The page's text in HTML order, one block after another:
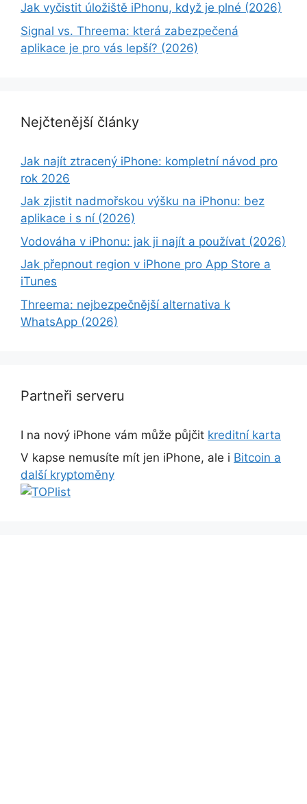
Jak vyčistit úložiště iPhonu, když je plné (2026)
Signal vs. Threema: která zabezpečená
aplikace je pro vás lepší? (2026)
Nejčtenější články
Jak najít ztracený iPhone: kompletní návod pro
rok 2026
Jak zjistit nadmořskou výšku na iPhonu: bez
aplikace i s ní (2026)
Vodováha v iPhonu: jak ji najít a používat (2026)
Jak přepnout region v iPhone pro App Store a
iTunes
Threema: nejbezpečnější alternativa k
WhatsApp (2026)
Partneři serveru
I na nový iPhone vám může půjčit kreditní karta
V kapse nemusíte mít jen iPhone, ale i Bitcoin a
další kryptoměny